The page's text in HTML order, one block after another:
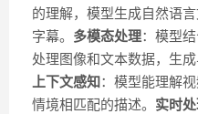
的理解，模型生成自然语
字幕。 多模态处理：模型
处理图像和文本数据，生
上下文感知：模型能理解
情境相匹配的描述。 实时